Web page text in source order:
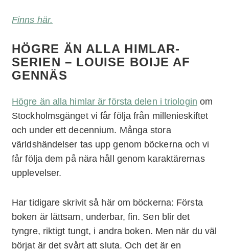
Finns här.
HÖGRE ÄN ALLA HIMLAR-
SERIEN – LOUISE BOIJE AF
GENNÄS
Högre än alla himlar är första delen i triologin om
Stockholmsgänget vi får följa från millenieskiftet
och under ett decennium. Många stora
världshändelser tas upp genom böckerna och vi
får följa dem på nära håll genom karaktärernas
upplevelser.
Har tidigare skrivit så här om böckerna: Första
boken är lättsam, underbar, fin. Sen blir det
tyngre, riktigt tungt, i andra boken. Men när du väl
börjat är det svårt att sluta. Och det är en